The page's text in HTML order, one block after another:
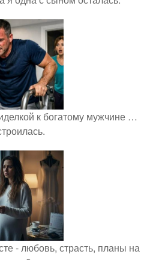
к богатому мужчине …
- любовь, страсть, планы на